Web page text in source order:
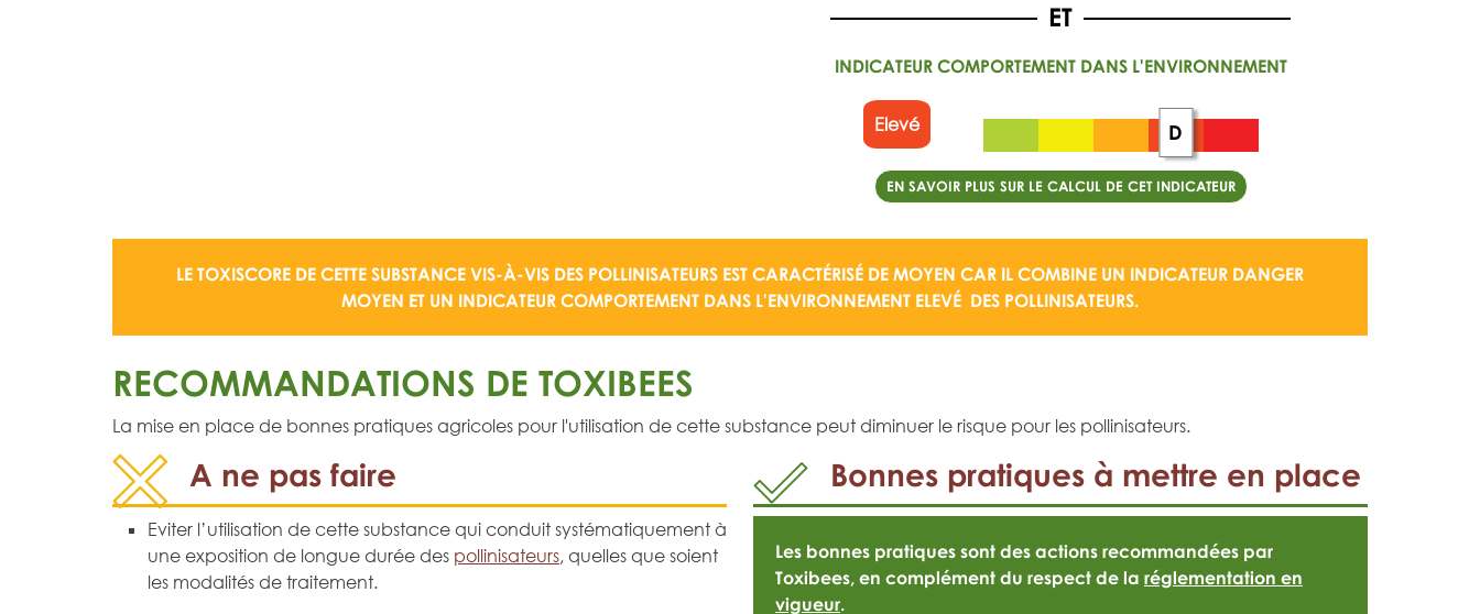
INDICATEUR COMPORTEMENT DANS L'ENVIRONNEMENT
Elevé D
EN SAVOIR PLUS SUR LE CALCUL DE CET INDICATEUR
LE TOXISCORE DE CETTE SUBSTANCE VIS-À-VIS DES POLLINISATEURS EST CARACTÉRISÉ DE MOYEN CAR IL COMBINE UN INDICATEUR DANGER
MOYEN ET UN INDICATEUR COMPORTEMENT DANS L'ENVIRONNEMENT ELEVÉ DES POLLINISATEURS.
RECOMMANDATIONS DE TOXIBEES
La mise en place de bonnes pratiques agricoles pour l'utilisation de cette substance peut diminuer le risque pour les pollinisateurs.
A ne pas faire
Eviter l’utilisation de cette substance qui conduit systématiquement à
une exposition de longue durée des pollinisateurs, quelles que soient
les modalités de traitement.
Bonnes pratiques à mettre en place
Les bonnes pratiques sont des actions recommandées par
Toxibees, en complément du respect de la réglementation en
vigueur.